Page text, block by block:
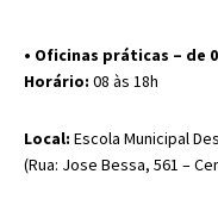
• Oficinas práticas – de
Horário: 08 às 18h
Local: Escola Municipal
(Rua: Jose Bessa, 561 –